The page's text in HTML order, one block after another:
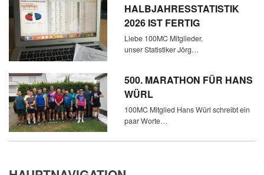
HALBJAHRESSTATISTIK
2026 IST FERTIG
Liebe 100MC Mitglieder,
unser Statistiker Jörg…
500. MARATHON FÜR HANS
WÜRL
100MC Mitglied Hans Würl schreibt ein
paar Worte…